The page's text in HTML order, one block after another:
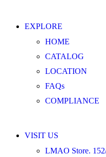
EXPLORE
HOME
CATALOG
LOCATION
FAQs
COMPLIANCE
VISIT US
LMAO Store.